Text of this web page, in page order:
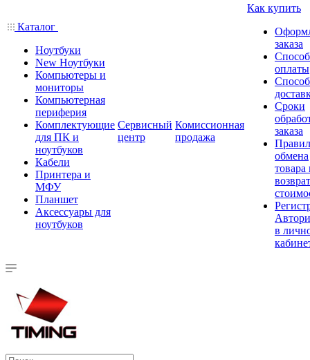
Каталог
Ноутбуки
New Ноутбуки
Компьютеры и
мониторы
Компьютерная
периферия
Комплектующие
для ПК и
ноутбуков
Кабели
Принтера и
МФУ
Планшет
Аксессуары для
ноутбуков
Сервисный
центр
Комиссионная
продажа
Как купить
заказа
оплаты
Сроки
заказа
обмена
товара
в